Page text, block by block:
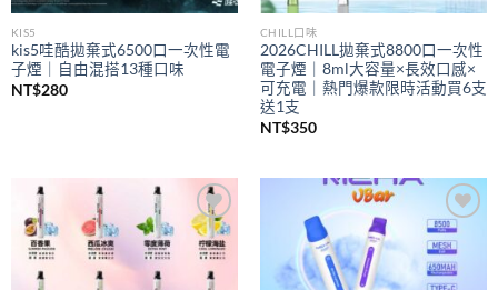
KIS5
kis5哇酷拋棄式6500口一次性電
子煙｜自由混搭13種口味
NT$280
CHILL口味
2026CHILL拋棄式8800口一次性
電子煙｜8ml大容量×長效口感×
可充電｜熱門爆款限時活動買6支
送1支
NT$350
Add to
wishlist
Add to
wishlist